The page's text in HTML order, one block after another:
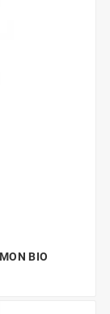
BIO